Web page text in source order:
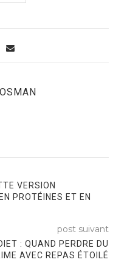
VERSION
PROTÉINES ET EN
post suivant
: QUAND PERDRE DU
AVEC REPAS ÉTOILÉ